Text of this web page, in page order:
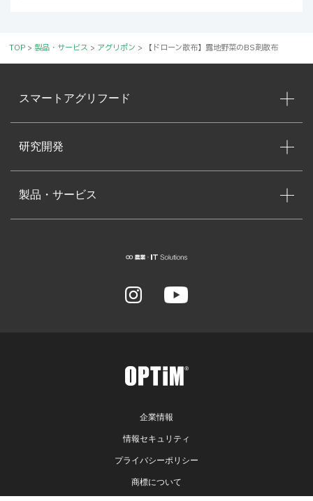
TOP > 製品・サービス > アグリポン > 【ドローン散布】露地野菜のBS剤散布
スマートアグリフード
研究開発
製品・サービス
企業情報
情報セキュリティ
プライバシーポリシー
商標について